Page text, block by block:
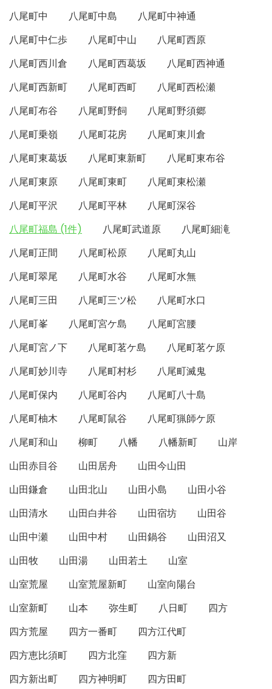
八尾町中
八尾町中島
八尾町中神通
八尾町中仁歩
八尾町中山
八尾町西原
八尾町西川倉
八尾町西葛坂
八尾町西神通
八尾町西新町
八尾町西町
八尾町西松瀬
八尾町布谷
八尾町野飼
八尾町野須郷
八尾町乗嶺
八尾町花房
八尾町東川倉
八尾町東葛坂
八尾町東新町
八尾町東布谷
八尾町東原
八尾町東町
八尾町東松瀬
八尾町平沢
八尾町平林
八尾町深谷
八尾町福島 (1件)
八尾町武道原
八尾町細滝
八尾町正間
八尾町松原
八尾町丸山
八尾町翠尾
八尾町水谷
八尾町水無
八尾町三田
八尾町三ツ松
八尾町水口
八尾町峯
八尾町宮ケ島
八尾町宮腰
八尾町宮ノ下
八尾町茗ケ島
八尾町茗ケ原
八尾町妙川寺
八尾町村杉
八尾町滅鬼
八尾町保内
八尾町谷内
八尾町八十島
八尾町柚木
八尾町鼠谷
八尾町猟師ケ原
八尾町和山
柳町 八幡 八幡新町
山岸
山田赤目谷
山田居舟
山田今山田
山田鎌倉
山田北山 山田小島
山田小谷
山田清水
山田白井谷 山田宿坊
山田谷
山田中瀬
山田中村 山田鍋谷
山田沼又
山田牧
山田湯 山田若土
山室
山室荒屋
山室荒屋新町
山室向陽台
山室新町
山本 弥生町 八日町
四方
四方荒屋
四方一番町
四方江代町
四方恵比須町
四方北窪
四方新
四方新出町
四方神明町
四方田町